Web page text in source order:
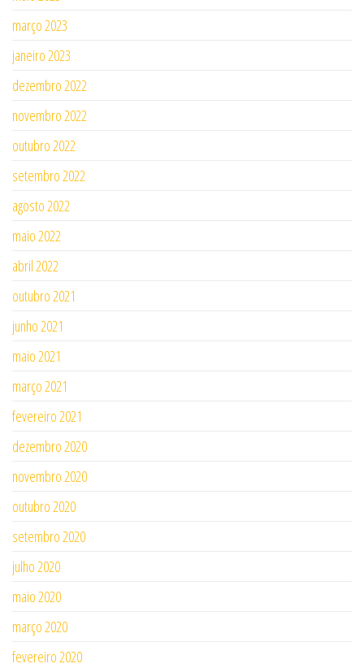
março 2023
janeiro 2023
dezembro 2022
novembro 2022
outubro 2022
setembro 2022
agosto 2022
maio 2022
abril 2022
outubro 2021
junho 2021
maio 2021
março 2021
fevereiro 2021
dezembro 2020
novembro 2020
outubro 2020
setembro 2020
julho 2020
maio 2020
março 2020
fevereiro 2020